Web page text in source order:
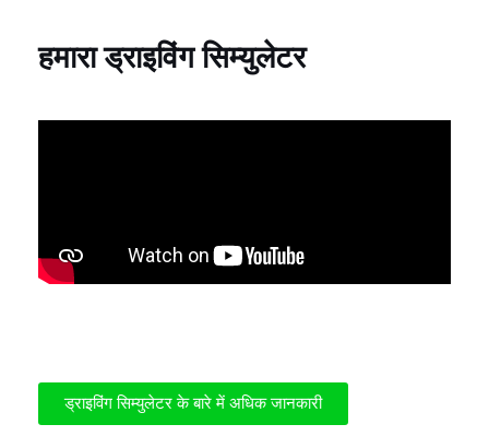
हमारा ड्राइविंग सिम्युलेटर
ड्राइविंग सिम्युलेटर के बारे में अधिक जानकारी